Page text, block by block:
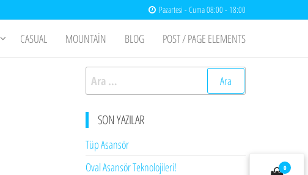
Pazartesi - Cuma 08:00 - 18:00
CASUAL MOUNTAIN BLOG POST / PAGE ELEMENTS
Arama:
SON YAZILAR
Tüp Asansör
Oval Asansör Teknolojileri!
0